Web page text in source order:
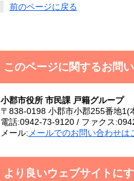
前のページに戻る
このページに関するお問
小郡市役所 市民課 戸籍グループ
〒838-0198 小郡市小郡255番地1(
電話:0942-73-9120 / ファクス
メール: メールでのお問い合わせは
より良いウェブサイトに